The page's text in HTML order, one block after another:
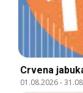
Crvena
01.08.2026-